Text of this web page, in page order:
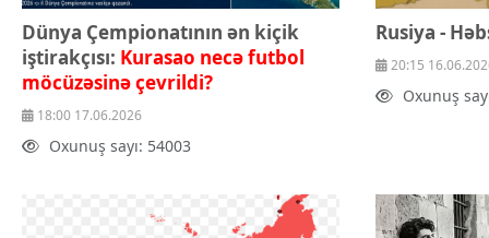
Dünya Çempionatının ən kiçik
iştirakçısı: Kurasao necə futbol
möcüzəsinə çevrildi?
18:00 17.06.2026
Oxunuş sayı: 54003
Rusiya -
20:15
Oxunuş